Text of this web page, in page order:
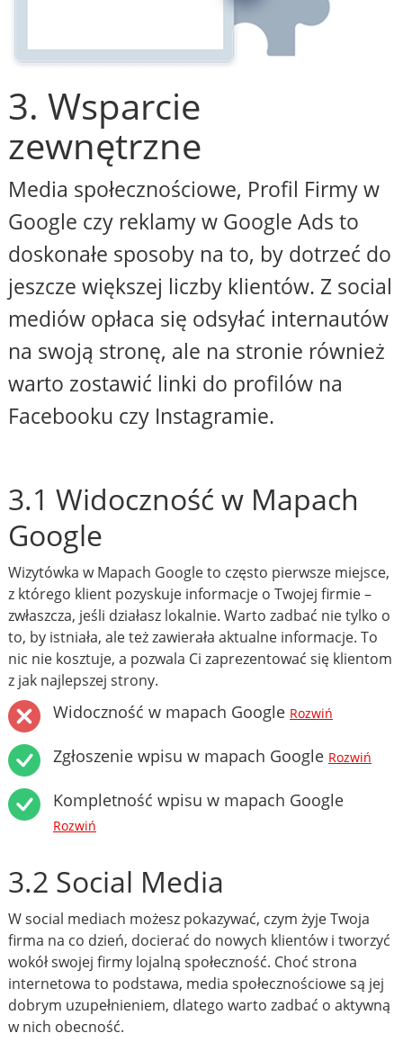
3. Wsparcie
zewnętrzne
Media społecznościowe, Profil Firmy w
Google czy reklamy w Google Ads to
doskonałe sposoby na to, by dotrzeć do
jeszcze większej liczby klientów. Z social
mediów opłaca się odsyłać internautów
na swoją stronę, ale na stronie również
warto zostawić linki do profilów na
Facebooku czy Instagramie.
3.1 Widoczność w Mapach
Google
Wizytówka w Mapach Google to często pierwsze miejsce,
z którego klient pozyskuje informacje o Twojej firmie –
zwłaszcza, jeśli działasz lokalnie. Warto zadbać nie tylko o
to, by istniała, ale też zawierała aktualne informacje. To
nic nie kosztuje, a pozwala Ci zaprezentować się klientom
z jak najlepszej strony.
Widoczność w mapach Google Rozwiń
Zgłoszenie wpisu w mapach Google Rozwiń
Kompletność wpisu w mapach Google
Rozwiń
3.2 Social Media
W social mediach możesz pokazywać, czym żyje Twoja
firma na co dzień, docierać do nowych klientów i tworzyć
wokół swojej firmy lojalną społeczność. Choć strona
internetowa to podstawa, media społecznościowe są jej
dobrym uzupełnieniem, dlatego warto zadbać o aktywną
w nich obecność.